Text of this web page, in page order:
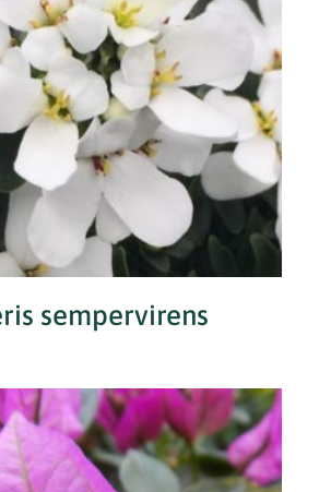
sempervirens